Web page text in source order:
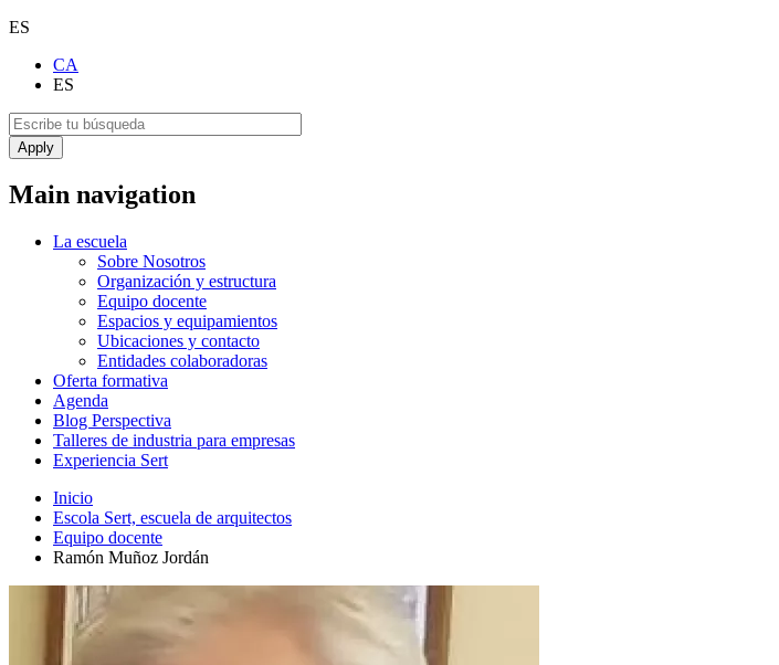
ES
CA
ES
Main navigation
La escuela
Sobre Nosotros
Organización y estructura
Equipo docente
Espacios y equipamientos
Ubicaciones y contacto
Entidades colaboradoras
Oferta formativa
Agenda
Blog Perspectiva
Talleres de industria para empresas
Experiencia Sert
Inicio
Escola Sert, escuela de arquitectos
Equipo docente
Ramón Muñoz Jordán